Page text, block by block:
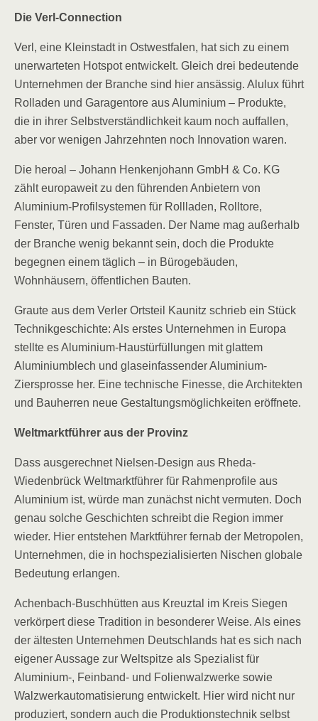
Die Verl-Connection
Verl, eine Kleinstadt in Ostwestfalen, hat sich zu einem
unerwarteten Hotspot entwickelt. Gleich drei bedeutende
Unternehmen der Branche sind hier ansässig. Alulux führt
Rolladen und Garagentore aus Aluminium – Produkte,
die in ihrer Selbstverständlichkeit kaum noch auffallen,
aber vor wenigen Jahrzehnten noch Innovation waren.
Die heroal – Johann Henkenjohann GmbH & Co. KG
zählt europaweit zu den führenden Anbietern von
Aluminium-Profilsystemen für Rollladen, Rolltore,
Fenster, Türen und Fassaden. Der Name mag außerhalb
der Branche wenig bekannt sein, doch die Produkte
begegnen einem täglich – in Bürogebäuden,
Wohnhäusern, öffentlichen Bauten.
Graute aus dem Verler Ortsteil Kaunitz schrieb ein Stück
Technikgeschichte: Als erstes Unternehmen in Europa
stellte es Aluminium-Haustürfüllungen mit glattem
Aluminiumblech und glaseinfassender Aluminium-
Ziersprosse her. Eine technische Finesse, die Architekten
und Bauherren neue Gestaltungsmöglichkeiten eröffnete.
Weltmarktführer aus der Provinz
Dass ausgerechnet Nielsen-Design aus Rheda-
Wiedenbrück Weltmarktführer für Rahmenprofile aus
Aluminium ist, würde man zunächst nicht vermuten. Doch
genau solche Geschichten schreibt die Region immer
wieder. Hier entstehen Marktführer fernab der Metropolen,
Unternehmen, die in hochspezialisierten Nischen globale
Bedeutung erlangen.
Achenbach-Buschhütten aus Kreuztal im Kreis Siegen
verkörpert diese Tradition in besonderer Weise. Als eines
der ältesten Unternehmen Deutschlands hat es sich nach
eigener Aussage zur Weltspitze als Spezialist für
Aluminium-, Feinband- und Folienwalzwerke sowie
Walzwerkautomatisierung entwickelt. Hier wird nicht nur
produziert, sondern auch die Produktionstechnik selbst